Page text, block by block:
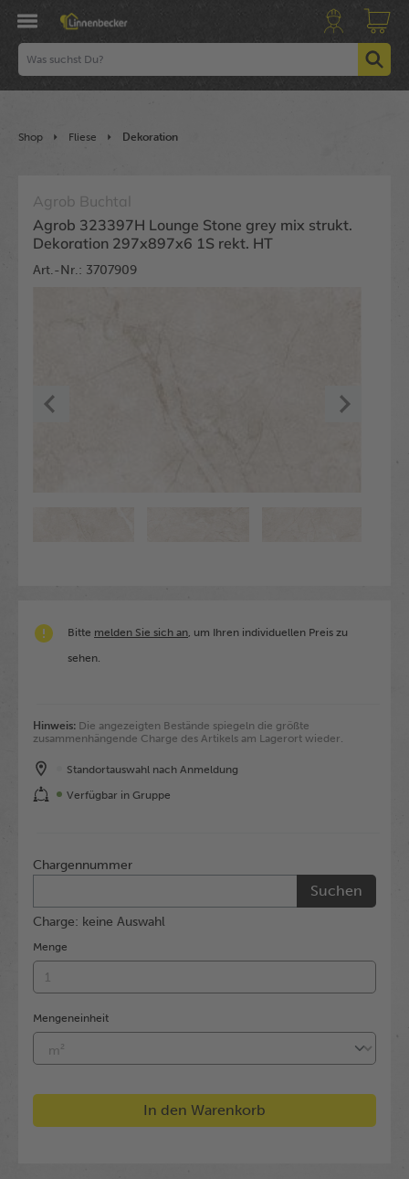
Shop Fliese Dekoration
Agrob Buchtal
Agrob 323397H Lounge Stone grey mix strukt.
Dekoration 297x897x6 1S rekt. HT
Art.-Nr.: 3707909
Bitte melden Sie sich an , um Ihren individuellen Preis zu
sehen.
Hinweis: Die angezeigten Bestände spiegeln die größte
zusammenhängende Charge des Artikels am Lagerort wieder.
Standortauswahl nach Anmeldung
Verfügbar in Gruppe
Chargennummer
Suchen
Charge: keine Auswahl
Menge
Mengeneinheit
In den Warenkorb